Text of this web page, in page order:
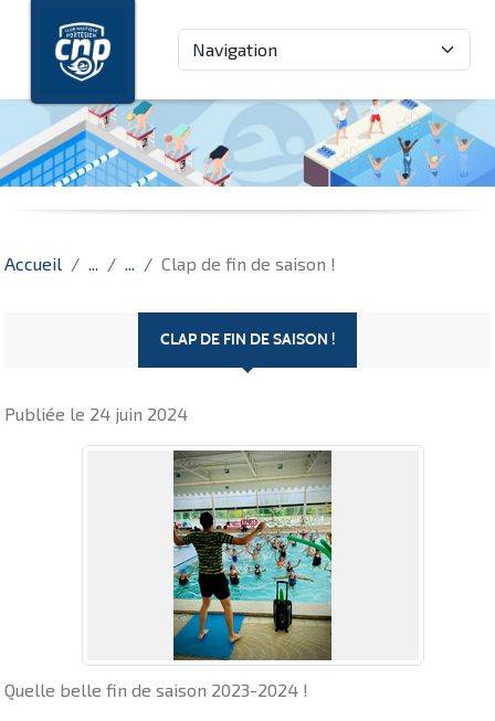
Accueil Clap de fin de saison !
CLAP DE FIN DE SAISON !
Publiée le 24 juin 2024
Quelle belle fin de saison 2023-2024 !